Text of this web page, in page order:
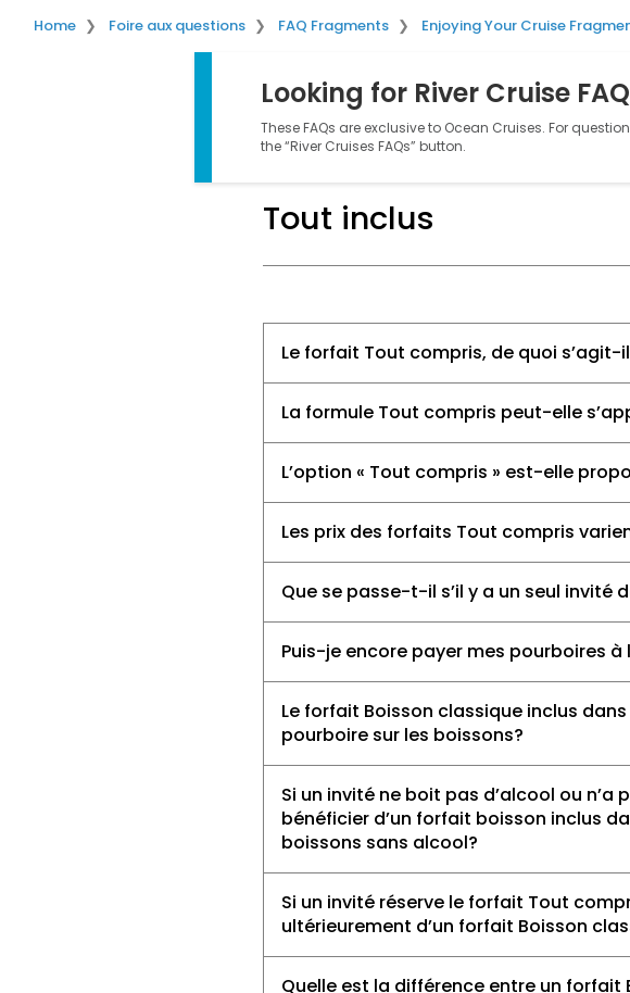
Home Foire aux questions FAQ Fragments Enjoying Your Cruise
Looking for River Cruise
These FAQs are exclusive to Ocean Cruises. For
the “River Cruises FAQs” button.
Tout inclus
Le forfait Tout compris, de quoi s’agit-
La formule Tout compris peut-elle
L’option « Tout compris » est-elle
Les prix des forfaits Tout compris
Que se passe-t-il s’il y a un seul
Puis-je encore payer mes pourboires
Le forfait Boisson classique inclus
pourboire sur les boissons?
Si un invité ne boit pas d’alcool ou
bénéficier d’un forfait boisson inclus
boissons sans alcool?
Si un invité réserve le forfait Tout
ultérieurement d’un forfait Boisson
Quelle est la différence entre un